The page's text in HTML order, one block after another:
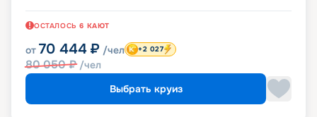
ОСТАЛОСЬ 6 КАЮТ
от 70 444 ₽ /чел
80 050₽ /чел
+2 027
Выбрать круиз